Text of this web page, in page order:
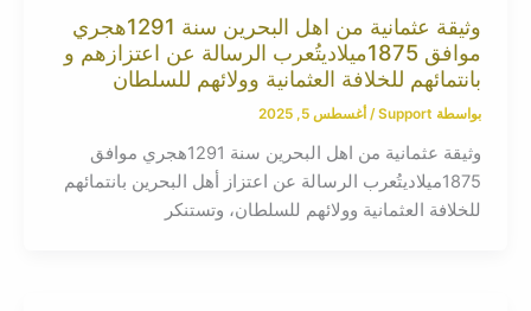
وثيقة عثمانية من اهل البحرين سنة 1291هجري
موافق 1875ميلاديتُعرب الرسالة عن اعتزازهم و
بانتمائهم للخلافة العثمانية وولائهم للسلطان
بواسطة Support
/ أغسطس 5, 2025
وثيقة عثمانية من اهل البحرين سنة 1291هجري موافق
1875ميلاديتُعرب الرسالة عن اعتزاز أهل البحرين بانتمائهم
للخلافة العثمانية وولائهم للسلطان، وتستنكر